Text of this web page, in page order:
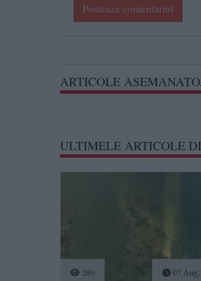
Posteaza comentariul
ARTICOLE
ULTIMELE ARTICOLE
280 07 Aug,